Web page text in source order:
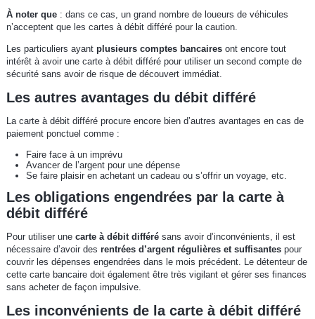
À noter que: dans ce cas, un grand nombre de loueurs de véhicules
n’acceptent que les cartes à débit différé pour la caution.
Les particuliers ayant plusieurs comptes bancairesont encore tout
intérêt à avoir une carte à débit différé pour utiliser un second compte de
sécurité sans avoir de risque de découvert immédiat.
Les autres avantages du débit différé
La carte à débit différé procure encore bien d’autres avantages en cas de
paiement ponctuel comme :
Faire face à un imprévu
Avancer de l’argent pour une dépense
Se faire plaisir en achetant un cadeau ou s’offrir un voyage, etc.
Les obligations engendrées par la carte à
débit différé
Pour utiliser une carte à débit différésans avoir d’inconvénients, il est
nécessaire d’avoir des rentrées d’argent régulières et suffisantespour
couvrir les dépenses engendrées dans le mois précédent. Le détenteur de
cette carte bancaire doit également être très vigilant et gérer ses finances
sans acheter de façon impulsive.
Les inconvénients de la carte à débit différé